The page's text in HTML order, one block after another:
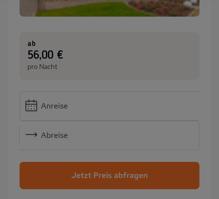
ab
:56,00 €
pro Nacht
Anreise
Abreise
Jetzt Preis abfragen